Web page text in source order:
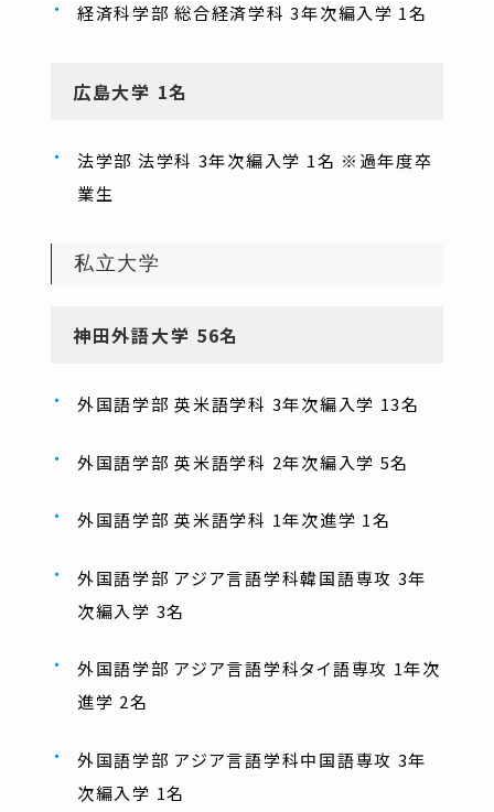
経済科学部 総合経済学科 3年次編入学 1名
広島大学 1名
法学部 法学科 3年次編入学 1名 ※過年度卒
業生
私立大学
神田外語大学 56名
外国語学部 英米語学科 3年次編入学 13名
外国語学部 英米語学科 2年次編入学 5名
外国語学部 英米語学科 1年次進学 1名
外国語学部 アジア言語学科韓国語専攻 3年
次編入学 3名
外国語学部 アジア言語学科タイ語専攻 1年次
進学 2名
外国語学部 アジア言語学科中国語専攻 3年
次編入学 1名